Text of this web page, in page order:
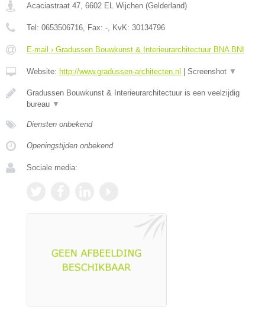
Acaciastraat 47 6602 EL Wijchen (Gelderland)
Tel: 0653506716 , Fax: - , KvK: 30134796
E-mail › Gradussen Bouwkunst & Interieurarchitectuur BNA BNI
Website: http://www.gradussen-architecten.nl Screenshot ▼
Gradussen Bouwkunst & Interieurarchitectuur is een veelzijdig
bureau ▼
Diensten onbekend
Openingstijden onbekend
Sociale media: